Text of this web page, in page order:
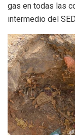
gas en todas las
intermedio del